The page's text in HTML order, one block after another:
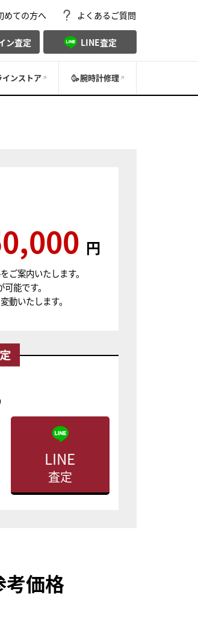
めての方へ よくあるご質問
ン査定 LINE査定
インストア 腕時計修理
円
ご案内いたします。
能です。
動いたします。
LINE
査定
考価格